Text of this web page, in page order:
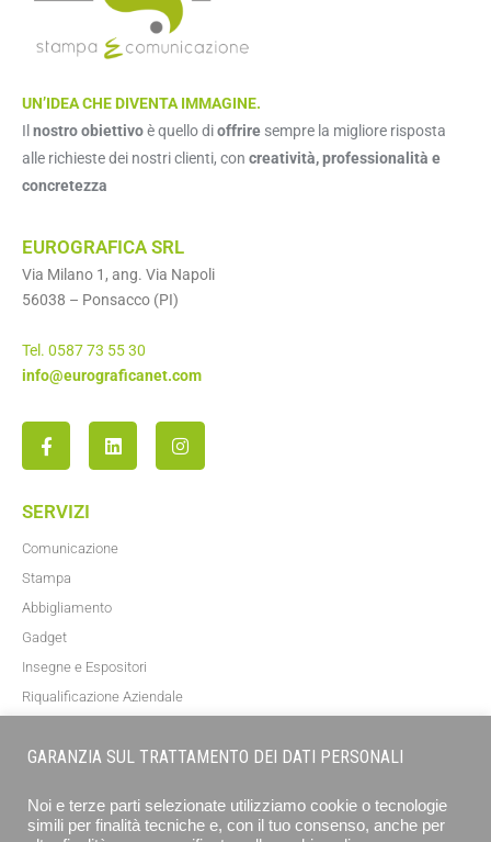
UN’IDEA CHE DIVENTA IMMAGINE.
Il nostro obiettivoè quello dioffrire sempre la migliore risposta
alle richieste dei nostri clienti, con creatività, professionalità e
concretezza
EUROGRAFICA SRL
Via Milano 1, ang. Via Napoli
56038 – Ponsacco (PI)
Tel. 0587 73 55 30
info@eurograficanet.com
SERVIZI
Comunicazione
Stampa
Abbigliamento
Gadget
Insegne e Espositori
Riqualificazione Aziendale
GARANZIA SUL TRATTAMENTO DEI DATI PERSONALI
Noi e terze parti selezionate utilizziamo cookie o tecnologie
simili per finalità tecniche e, con il tuo consenso, anche per